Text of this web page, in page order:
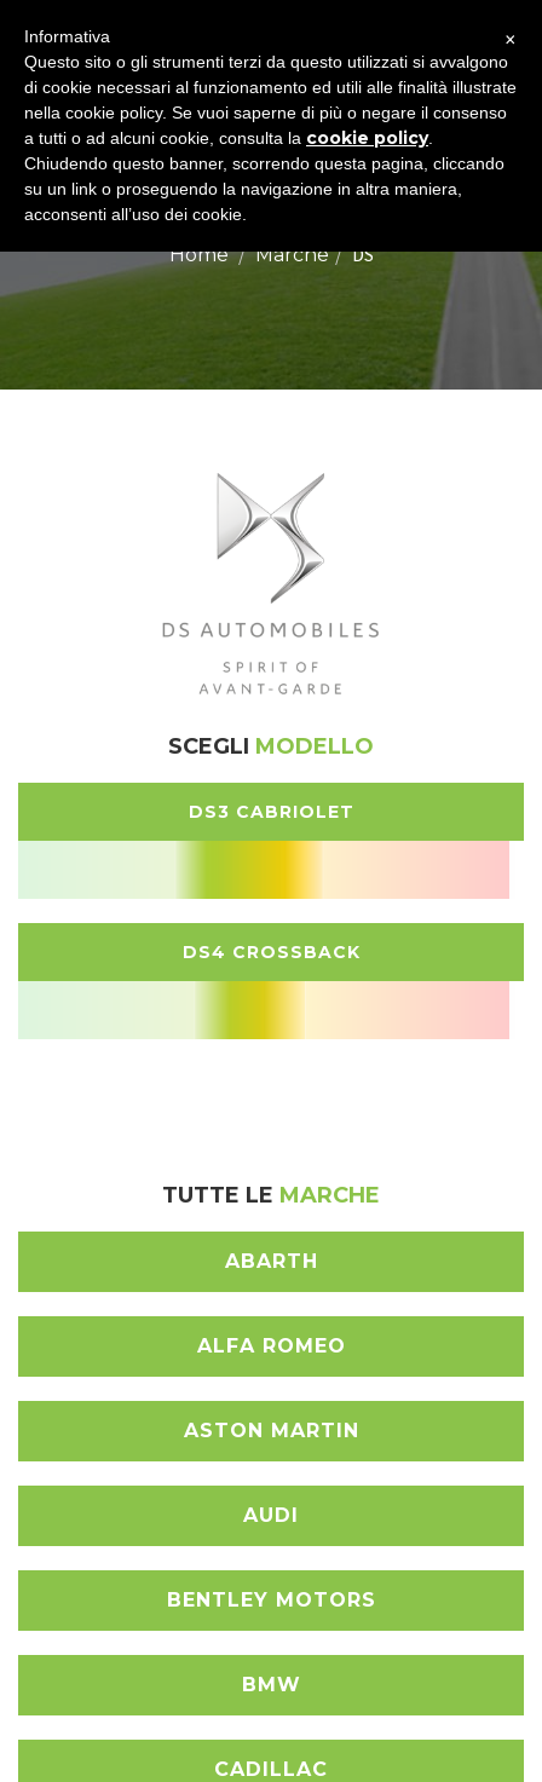
DS
Home Marche DS
SCEGLI MODELLO
DS3 CABRIOLET
DS4 CROSSBACK
TUTTE LE MARCHE
ABARTH
ALFA ROMEO
ASTON MARTIN
AUDI
BENTLEY MOTORS
BMW
CADILLAC
×
Informativa
Questo sito o gli strumenti terzi da questo utilizzati si avvalgono
di cookie necessari al funzionamento ed utili alle finalità illustrate
nella cookie policy. Se vuoi saperne di più o negare il consenso
a tutti o ad alcuni cookie, consulta la cookie policy.
Chiudendo questo banner, scorrendo questa pagina, cliccando
su un link o proseguendo la navigazione in altra maniera,
acconsenti all’uso dei cookie.